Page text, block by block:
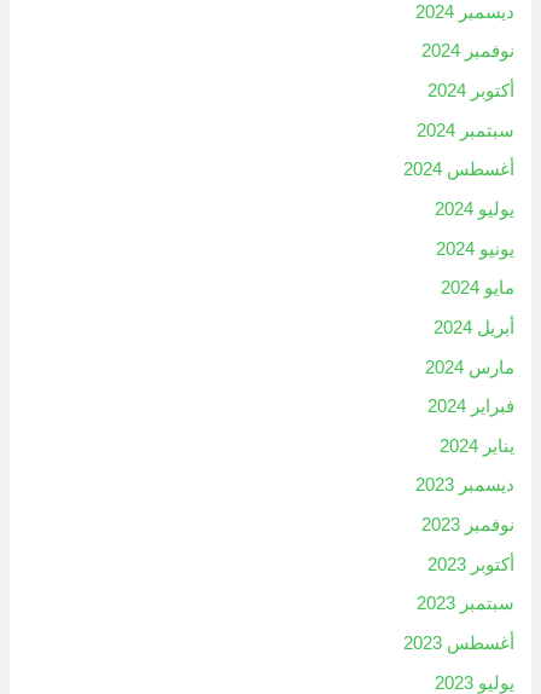
ديسمبر 2024
نوفمبر 2024
أكتوبر 2024
سبتمبر 2024
أغسطس 2024
يوليو 2024
يونيو 2024
مايو 2024
أبريل 2024
مارس 2024
فبراير 2024
يناير 2024
ديسمبر 2023
نوفمبر 2023
أكتوبر 2023
سبتمبر 2023
أغسطس 2023
يوليو 2023